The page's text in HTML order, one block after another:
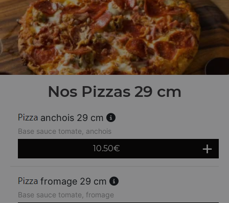
Nos Pizzas 29 cm
anchois 29 cm
Base sauce tomate, anchois
10.50€
fromage 29 cm
Base sauce tomate, fromage